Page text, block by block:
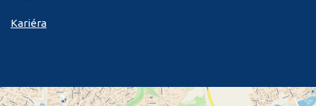
Kariéra